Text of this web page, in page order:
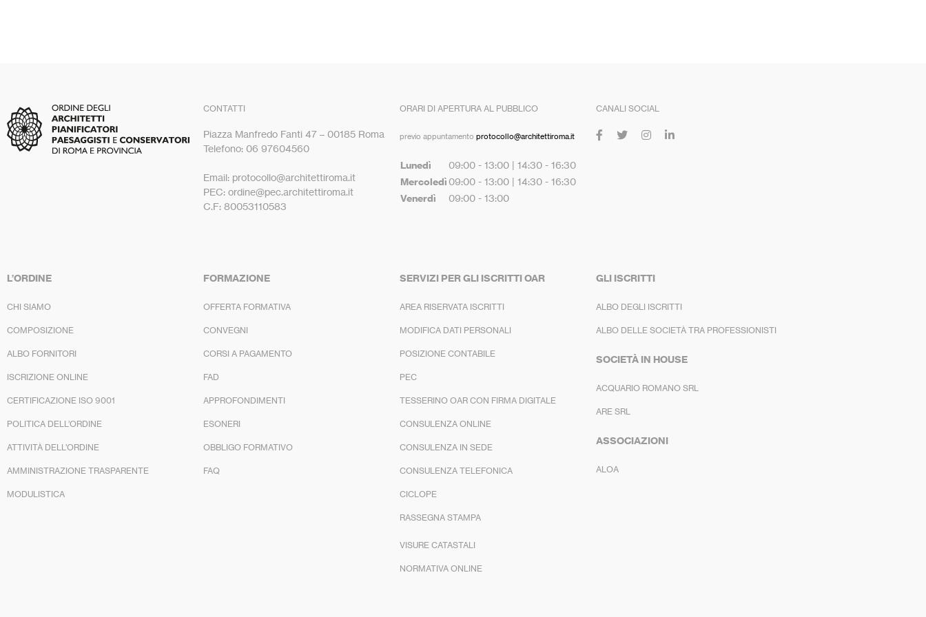
CONTATTI
Piazza Manfredo Fanti 47 – 00185 Roma
Telefono: 06 97604560
Email: protocollo@architettiroma.it
PEC: ordine@pec.architettiroma.it
C.F: 80053110583
ORARI DI APERTURA AL PUBBLICO
previo appuntamento protocollo@architettiroma.it
Lunedì 09:00 - 13:00 | 14:30 - 16:30
Mercoledì 09:00 - 13:00 | 14:30 - 16:30
Venerdì 09:00 - 13:00
CANALI SOCIAL
L’ORDINE
CHI SIAMO
COMPOSIZIONE
ALBO FORNITORI
ISCRIZIONE ONLINE
CERTIFICAZIONE ISO 9001
POLITICA DELL’ORDINE
ATTIVITÀ DELL’ORDINE
AMMINISTRAZIONE TRASPARENTE
MODULISTICA
FORMAZIONE
OFFERTA FORMATIVA
CONVEGNI
CORSI A PAGAMENTO
FAD
APPROFONDIMENTI
ESONERI
OBBLIGO FORMATIVO
FAQ
SERVIZI PER GLI ISCRITTI OAR
AREA RISERVATA ISCRITTI
MODIFICA DATI PERSONALI
POSIZIONE CONTABILE
PEC
TESSERINO OAR CON FIRMA DIGITALE
CONSULENZA ONLINE
CONSULENZA IN SEDE
CONSULENZA TELEFONICA
CICLOPE
RASSEGNA STAMPA
VISURE CATASTALI
NORMATIVA ONLINE
GLI ISCRITTI
ALBO DEGLI ISCRITTI
ALBO DELLE SOCIETÀ TRA PROFESSIONISTI
SOCIETÀ IN HOUSE
ACQUARIO ROMANO SRL
ARE SRL
ASSOCIAZIONI
ALOA